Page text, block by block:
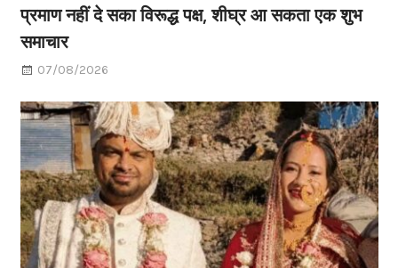
प्रमाण नहीं दे सका विरूद्ध पक्ष, शीघ्र आ सकता एक शुभ
समाचार
07/08/2026